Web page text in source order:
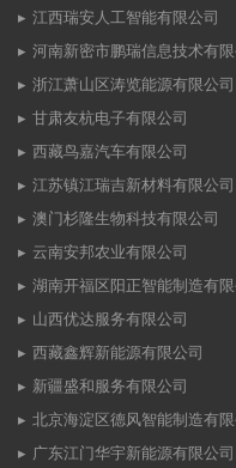
江西瑞安人工智能有限公司
河南新密市鹏瑞信息技术有限
浙江萧山区涛览能源有限公司
甘肃友杭电子有限公司
西藏鸟嘉汽车有限公司
江苏镇江瑞吉新材料有限公司
澳门杉隆生物科技有限公司
云南安邦农业有限公司
湖南开福区阳正智能制造有限
山西优达服务有限公司
西藏鑫辉新能源有限公司
新疆盛和服务有限公司
北京海淀区德风智能制造有限
广东江门华宇新能源有限公司